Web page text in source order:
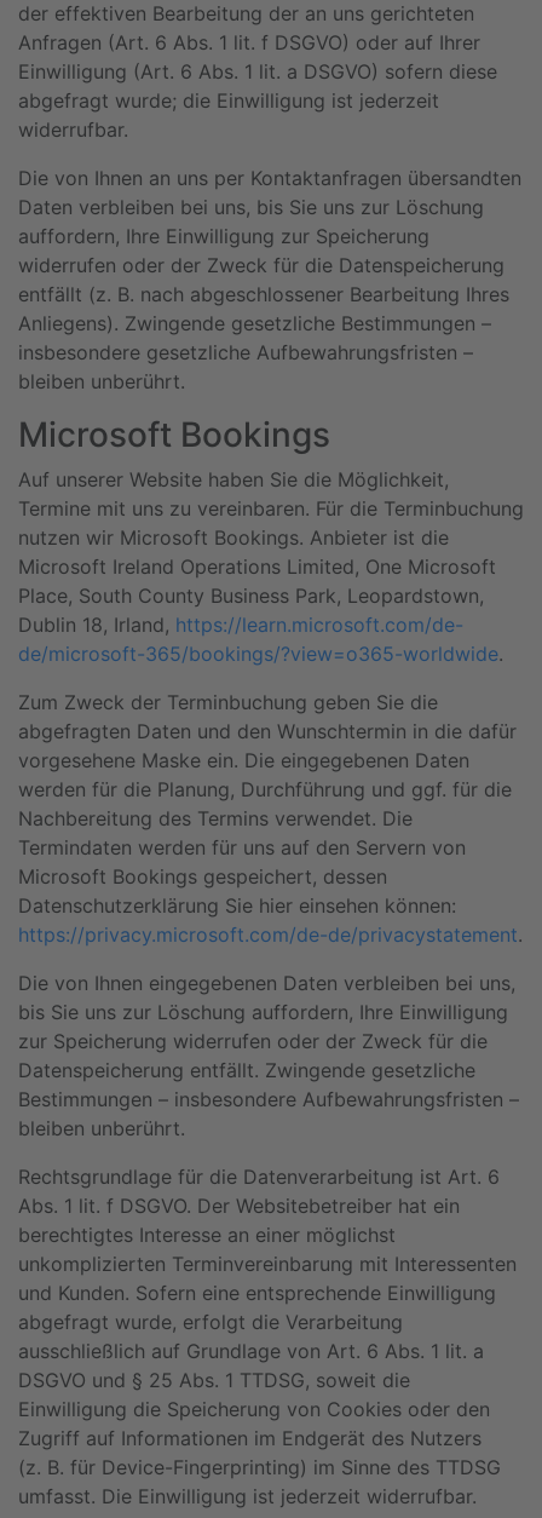
der effektiven Bearbeitung der an uns gerichteten
Anfragen (Art. 6 Abs. 1 lit. f DSGVO) oder auf Ihrer
Einwilligung (Art. 6 Abs. 1 lit. a DSGVO) sofern diese
abgefragt wurde; die Einwilligung ist jederzeit
widerrufbar.
Die von Ihnen an uns per Kontaktanfragen übersandten
Daten verbleiben bei uns, bis Sie uns zur Löschung
auffordern, Ihre Einwilligung zur Speicherung
widerrufen oder der Zweck für die Datenspeicherung
entfällt (z. B. nach abgeschlossener Bearbeitung Ihres
Anliegens). Zwingende gesetzliche Bestimmungen –
insbesondere gesetzliche Aufbewahrungsfristen –
bleiben unberührt.
Microsoft Bookings
Auf unserer Website haben Sie die Möglichkeit,
Termine mit uns zu vereinbaren. Für die Terminbuchung
nutzen wir Microsoft Bookings. Anbieter ist die
Microsoft Ireland Operations Limited, One Microsoft
Place, South County Business Park, Leopardstown,
Dublin 18, Irland, https://learn.microsoft.com/de-
de/microsoft-365/bookings/?view=o365-worldwide.
Zum Zweck der Terminbuchung geben Sie die
abgefragten Daten und den Wunschtermin in die dafür
vorgesehene Maske ein. Die eingegebenen Daten
werden für die Planung, Durchführung und ggf. für die
Nachbereitung des Termins verwendet. Die
Termindaten werden für uns auf den Servern von
Microsoft Bookings gespeichert, dessen
Datenschutzerklärung Sie hier einsehen können:
https://privacy.microsoft.com/de-de/privacystatement.
Die von Ihnen eingegebenen Daten verbleiben bei uns,
bis Sie uns zur Löschung auffordern, Ihre Einwilligung
zur Speicherung widerrufen oder der Zweck für die
Datenspeicherung entfällt. Zwingende gesetzliche
Bestimmungen – insbesondere Aufbewahrungsfristen –
bleiben unberührt.
Rechtsgrundlage für die Datenverarbeitung ist Art. 6
Abs. 1 lit. f DSGVO. Der Websitebetreiber hat ein
berechtigtes Interesse an einer möglichst
unkomplizierten Terminvereinbarung mit Interessenten
und Kunden. Sofern eine entsprechende Einwilligung
abgefragt wurde, erfolgt die Verarbeitung
ausschließlich auf Grundlage von Art. 6 Abs. 1 lit. a
DSGVO und § 25 Abs. 1 TTDSG, soweit die
Einwilligung die Speicherung von Cookies oder den
Zugriff auf Informationen im Endgerät des Nutzers
(z. B. für Device-Fingerprinting) im Sinne des TTDSG
umfasst. Die Einwilligung ist jederzeit widerrufbar.